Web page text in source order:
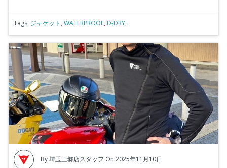
Tags: ジャケット , WATERPROOF, D-DRY,
By埼玉三郷店スタッフ On 2025年11月10日